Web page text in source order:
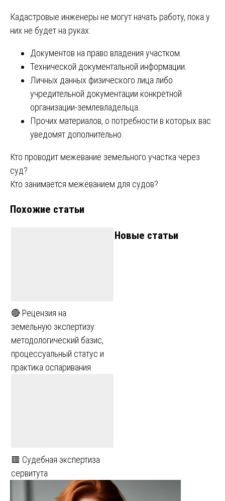
Кадастровые инженеры не могут начать работу, пока у
них не будет на руках:
Документов на право владения участком.
Технической документальной информации.
Личных данных физического лица либо
учредительной документации конкретной
организации-землевладельца.
Прочих материалов, о потребности в которых вас
уведомят дополнительно.
Навигация
по
Кто проводит межевание земельного участка через
суд?
Кто занимается межеванием для судов?
Похожие статьи
🔴 Рецензия на
земельную экспертизу:
методологический базис,
процессуальный статус и
практика оспаривания
🟥 Судебная экспертиза
сервитута
Новые статьи